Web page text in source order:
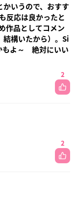
かいうので、おすす
反応は良かったと
作品としてコメン
結構いたから）。Si
もよ～ 絶対にいい
2
2